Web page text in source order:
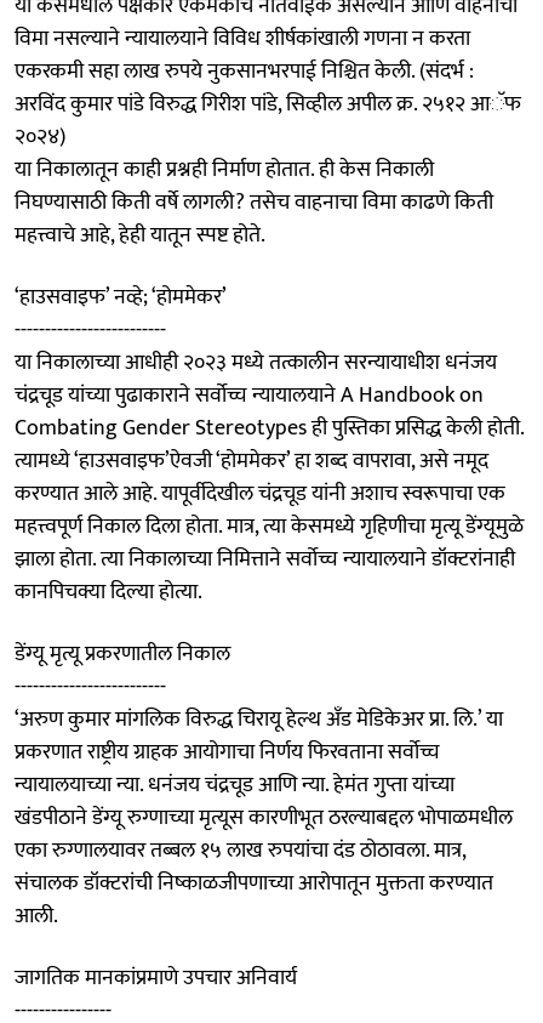
विमा नसल्याने न्यायालयाने विविध शीर्षकांखाली गणना न करता
एकरकमी सहा लाख रुपये नुकसानभरपाई निश्चित केली. (संदर्भ :
अरविंद कुमार पांडे विरुद्ध गिरीश पांडे, सिव्हील अपील क्र. २५१२ आॅफ
२०२४)
या निकालातून काही प्रश्नही निर्माण होतात. ही केस निकाली
निघण्यासाठी किती वर्षे लागली? तसेच वाहनाचा विमा काढणे किती
महत्त्वाचे आहे, हेही यातून स्पष्ट होते.
‘हाउसवाइफ’ नव्हे; ‘होममेकर’
-------------------------
या निकालाच्या आधीही २०२३ मध्ये तत्कालीन सरन्यायाधीश धनंजय
चंद्रचूड यांच्या पुढाकाराने सर्वोच्च न्यायालयाने A Handbook on
Combating Gender Stereotypes ही पुस्तिका प्रसिद्ध केली होती.
त्यामध्ये ‘हाउसवाइफ’ऐवजी ‘होममेकर’ हा शब्द वापरावा, असे नमूद
करण्यात आले आहे. यापूर्वीदेखील चंद्रचूड यांनी अशाच स्वरूपाचा एक
महत्त्वपूर्ण निकाल दिला होता. मात्र, त्या केसमध्ये गृहिणीचा मृत्यू डेंग्यूमुळे
झाला होता. त्या निकालाच्या निमित्ताने सर्वोच्च न्यायालयाने डॉक्टरांनाही
कानपिचक्या दिल्या होत्या.
डेंग्यू मृत्यू प्रकरणातील निकाल
-------------------------
‘अरुण कुमार मांगलिक विरुद्ध चिरायू हेल्थ अँड मेडिकेअर प्रा. लि.’ या
प्रकरणात राष्ट्रीय ग्राहक आयोगाचा निर्णय फिरवताना सर्वोच्च
न्यायालयाच्या न्या. धनंजय चंद्रचूड आणि न्या. हेमंत गुप्ता यांच्या
खंडपीठाने डेंग्यू रुग्णाच्या मृत्यूस कारणीभूत ठरल्याबद्दल भोपाळमधील
एका रुग्णालयावर तब्बल १५ लाख रुपयांचा दंड ठोठावला. मात्र,
संचालक डॉक्टरांची निष्काळजीपणाच्या आरोपातून मुक्तता करण्यात
आली.
जागतिक मानकांप्रमाणे उपचार अनिवार्य
----------------